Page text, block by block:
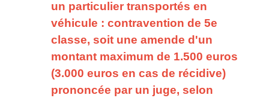
un particulier transportés en
véhicule : contravention de 5e
classe, soit une amende d'un
montant maximum de 1.500 euros
(3.000 euros en cas de récidive)
prononcée par un juge, selon